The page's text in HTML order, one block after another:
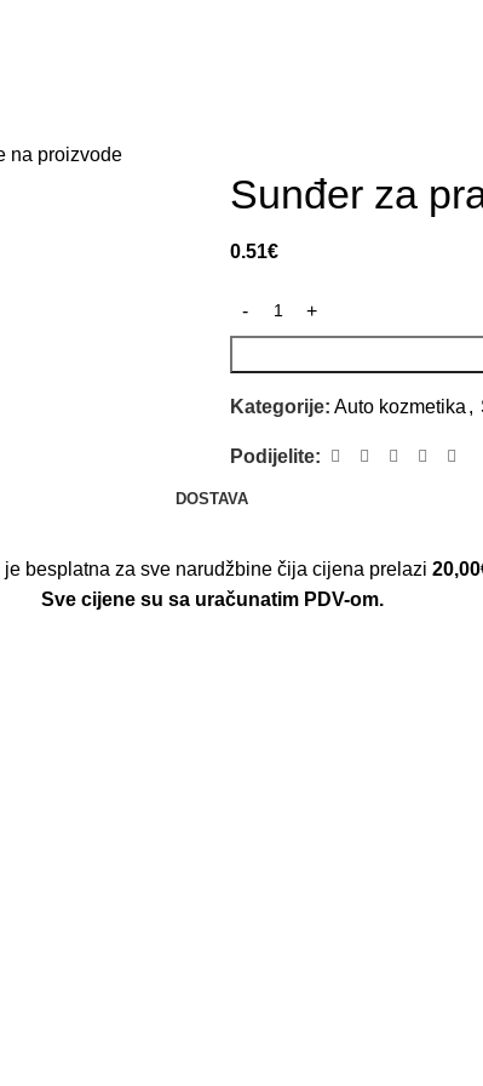
na proizvode
Sunđer za
0.51€
Kategorije: Auto kozmetika ,
Podijelite:
DOSTAVA
je besplatna za sve narudžbine čija cijena prelazi
Sve cijene su sa uračunatim PDV-om.